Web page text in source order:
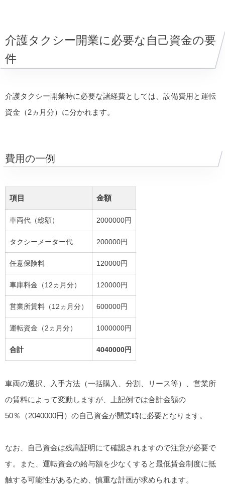
介護タクシー開業に必要な自己資金の要
件
介護タクシー開業時に必要な諸経費としては、設備費用と運転
資金（2ヵ月分）に分かれます。
費用の一例
項目 金額
車両代（総額） 2000000円
タクシーメーター代 200000円
任意保険料 120000円
車庫料金（12ヵ月分） 120000円
営業所賃料（12ヵ月分） 600000円
運転資金（2ヵ月分） 1000000円
合計 4040000円
車両の選択、入手方法（一括購入、分割、リース等）、営業所
の賃料によって変動しますが、上記例では合計金額の
50％（2040000円）の自己資金が開業時に必要となります。
なお、自己資金は残高証明にて確認されますので注意が必要で
す。また、運転資金の給与額を少なくすると最低賃金制度に抵
触する可能性があるため、慎重な計画が求められます。